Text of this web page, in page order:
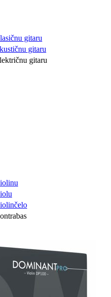
gitaru
gitaru
gitaru